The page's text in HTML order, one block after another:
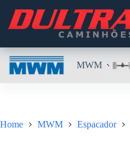
para
MWM
Home MWM Espacador